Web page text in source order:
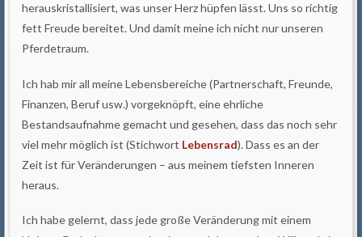
herauskristallisiert, was unser Herz hüpfen lässt. Uns so richtig
fett Freude bereitet. Und damit meine ich nicht nur unseren
Pferdetraum.
Ich hab mir all meine Lebensbereiche (Partnerschaft, Freunde,
Finanzen, Beruf usw.) vorgeknöpft, eine ehrliche
Bestandsaufnahme gemacht und gesehen, dass das noch sehr
viel mehr möglich ist (Stichwort Lebensrad). Dass es an der
Zeit ist für Veränderungen – aus meinem tiefsten Inneren
heraus.
Ich habe gelernt, dass jede große Veränderung mit einem